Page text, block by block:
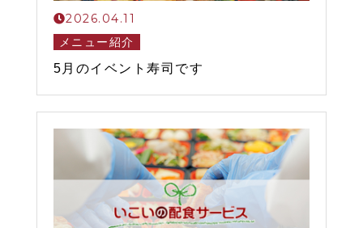
2026.04.11
メニュー紹介
5月のイベント寿司です